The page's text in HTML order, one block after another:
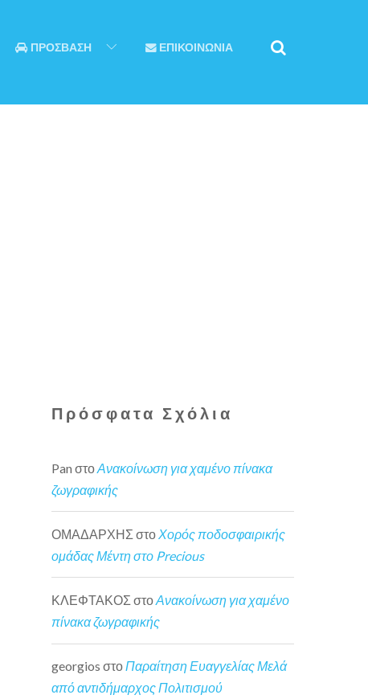
ΠΡΟΣΒΑΣΗ ΕΠΙΚΟΙΝΩΝΙΑ
Πρόσφατα Σχόλια
Pan στοΑνακοίνωση για χαμένο πίνακα
ζωγραφικής
ΟΜΑΔΑΡΧΗΣ στο Χορός ποδοσφαιρικής
ομάδας Μέντη στο Precious
ΚΛΕΦΤΑΚΟΣ στοΑνακοίνωση για χαμένο
πίνακα ζωγραφικής
georgios στοΠαραίτηση Ευαγγελίας Μελά
από αντιδήμαρχος Πολιτισμού